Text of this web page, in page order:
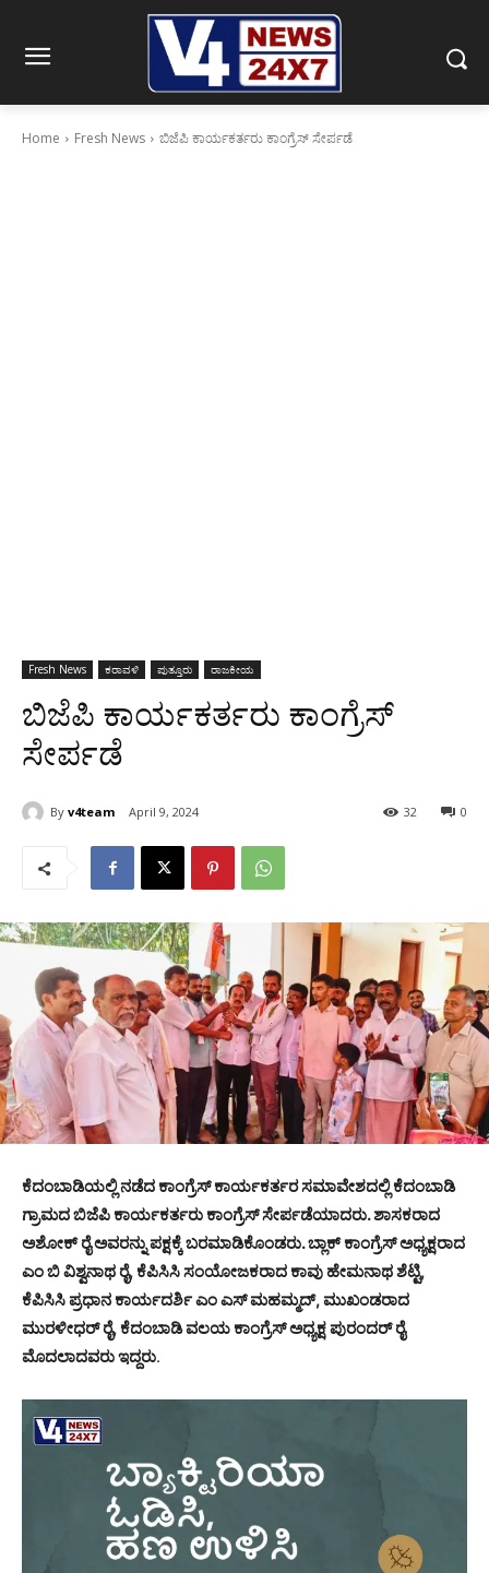
Home Fresh News ಬಿಜೆಪಿ ಕಾರ್ಯಕರ್ತರು ಕಾಂಗ್ರೆಸ್ ಸೇರ್ಪಡೆ
Fresh News ಕರಾವಳಿ ಪುತ್ತೂರು ರಾಜಕೀಯ
ಬಿಜೆಪಿ ಕಾರ್ಯಕರ್ತರು ಕಾಂಗ್ರೆಸ್
ಸೇರ್ಪಡೆ
By v4team April 9, 2024 0
32
ಕೆದಂಬಾಡಿಯಲ್ಲಿ ನಡೆದ ಕಾಂಗ್ರೆಸ್ಕಾರ್ಯಕರ್ತರ ಸಮಾವೇಶದಲ್ಲಿ ಕೆದಂಬಾಡಿ
ಗ್ರಾಮದ ಬಿಜೆಪಿ ಕಾರ್ಯಕರ್ತರು ಕಾಂಗ್ರೆಸ್ ಸೇರ್ಪಡೆಯಾದರು. ಶಾಸಕರಾದ
ಅಶೋಕ್ ರೈ ಅವರನ್ನು ಪಕ್ಷಕ್ಕೆ ಬರಮಾಡಿಕೊಂಡರು. ಬ್ಲಾಕ್ ಕಾಂಗ್ರೆಸ್ ಅಧ್ಯಕ್ಷರಾದ
ಎಂ ಬಿ ವಿಶ್ವನಾಥ ರೈ, ಕೆಪಿಸಿಸಿ ಸಂಯೋಜಕರಾದ ಕಾವು ಹೇಮನಾಥ ಶೆಟ್ಟಿ,
ಕೆಪಿಸಿಸಿ ಪ್ರಧಾನ ಕಾರ್ಯದರ್ಶಿ ಎಂ ಎಸ್ ಮಹಮ್ಮದ್, ಮುಖಂಡರಾದ
ಮುರಳೀಧರ್ ರೈ, ಕೆದಂಬಾಡಿ ವಲಯ ಕಾಂಗ್ರೆಸ್ ಅಧ್ಯಕ್ಷ ಪುರಂದರ್ ರೈ
ಮೊದಲಾದವರು ಇದ್ದರು.